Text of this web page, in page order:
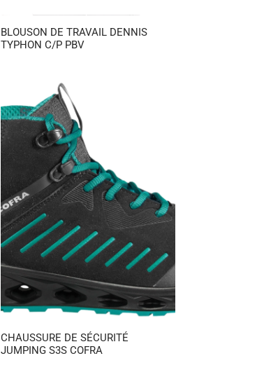
BLOUSON DE TRAVAIL DENNIS
TYPHON C/P PBV
CHAUSSURE DE SÉCURITÉ
JUMPING S3S COFRA